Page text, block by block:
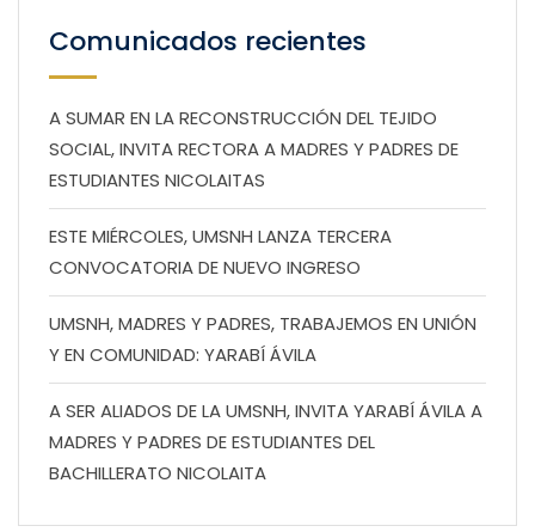
Comunicados recientes
A SUMAR EN LA RECONSTRUCCIÓN DEL TEJIDO
SOCIAL, INVITA RECTORA A MADRES Y PADRES DE
ESTUDIANTES NICOLAITAS
ESTE MIÉRCOLES, UMSNH LANZA TERCERA
CONVOCATORIA DE NUEVO INGRESO
UMSNH, MADRES Y PADRES, TRABAJEMOS EN UNIÓN
Y EN COMUNIDAD: YARABÍ ÁVILA
A SER ALIADOS DE LA UMSNH, INVITA YARABÍ ÁVILA A
MADRES Y PADRES DE ESTUDIANTES DEL
BACHILLERATO NICOLAITA